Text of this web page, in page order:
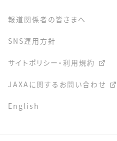
報道関係者の皆さまへ
SNS運用方針
サイトポリシー・利用規約
JAXAに関するお問い合わせ
English